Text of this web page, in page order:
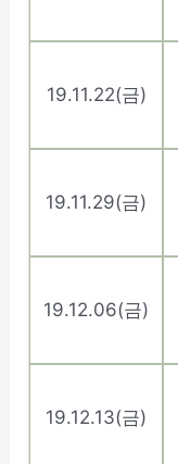
19.11.22(금)
19.11.29(금)
19.12.06(금)
19.12.13(금)